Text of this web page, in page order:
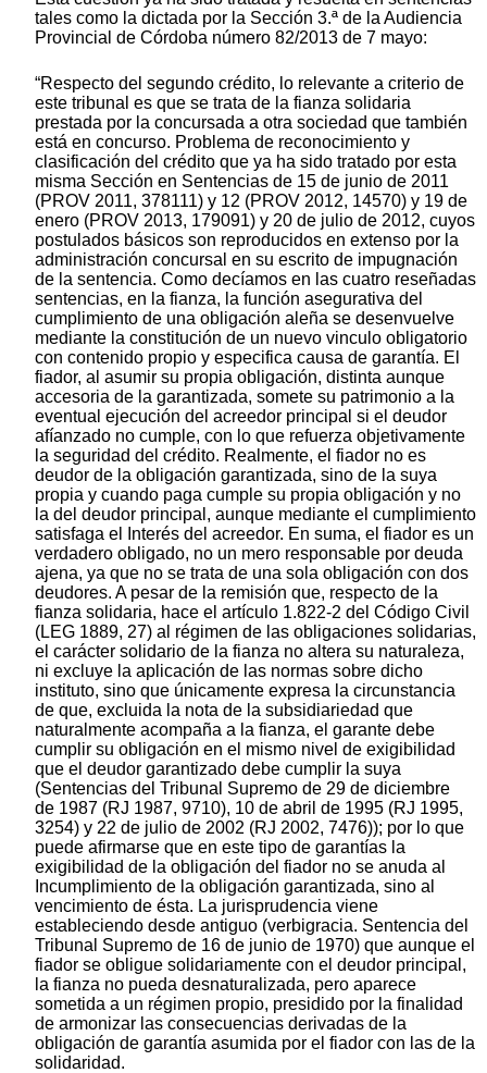
tales como la dictada por la Sección 3.ª de la Audiencia
Provincial de Córdoba número 82/2013 de 7 mayo:
“Respecto del segundo crédito, lo relevante a criterio de
este tribunal es que se trata de la fianza solidaria
prestada por la concursada a otra sociedad que también
está en concurso. Problema de reconocimiento y
clasificación del crédito que ya ha sido tratado por esta
misma Sección en Sentencias de 15 de junio de 2011
(PROV 2011, 378111) y 12 (PROV 2012, 14570) y 19 de
enero (PROV 2013, 179091) y 20 de julio de 2012, cuyos
postulados básicos son reproducidos en extenso por la
administración concursal en su escrito de impugnación
de la sentencia. Como decíamos en las cuatro reseñadas
sentencias, en la fianza, la función asegurativa del
cumplimiento de una obligación aleña se desenvuelve
mediante la constitución de un nuevo vinculo obligatorio
con contenido propio y especifica causa de garantía. El
fiador, al asumir su propia obligación, distinta aunque
accesoria de la garantizada, somete su patrimonio a la
eventual ejecución del acreedor principal si el deudor
afíanzado no cumple, con lo que refuerza objetivamente
la seguridad del crédito. Realmente, el fiador no es
deudor de la obligación garantizada, sino de la suya
propia y cuando paga cumple su propia obligación y no
la del deudor principal, aunque mediante el cumplimiento
satisfaga el Interés del acreedor. En suma, el fiador es un
verdadero obligado, no un mero responsable por deuda
ajena, ya que no se trata de una sola obligación con dos
deudores. A pesar de la remisión que, respecto de la
fianza solidaria, hace el artículo 1.822-2 del Código Civil
(LEG 1889, 27) al régimen de las obligaciones solidarias,
el carácter solidario de la fianza no altera su naturaleza,
ni excluye la aplicación de las normas sobre dicho
instituto, sino que únicamente expresa la circunstancia
de que, excluida la nota de la subsidiariedad que
naturalmente acompaña a la fianza, el garante debe
cumplir su obligación en el mismo nivel de exigibilidad
que el deudor garantizado debe cumplir la suya
(Sentencias del Tribunal Supremo de 29 de diciembre
de 1987 (RJ 1987, 9710), 10 de abril de 1995 (RJ 1995,
3254) y 22 de julio de 2002 (RJ 2002, 7476)); por lo que
puede afirmarse que en este tipo de garantías la
exigibilidad de la obligación del fiador no se anuda al
Incumplimiento de la obligación garantizada, sino al
vencimiento de ésta. La jurisprudencia viene
estableciendo desde antiguo (verbigracia. Sentencia del
Tribunal Supremo de 16 de junio de 1970) que aunque el
fiador se obligue solidariamente con el deudor principal,
la fianza no pueda desnaturalizada, pero aparece
sometida a un régimen propio, presidido por la finalidad
de armonizar las consecuencias derivadas de la
obligación de garantía asumida por el fiador con las de la
solidaridad.